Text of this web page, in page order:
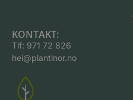
KONTAKT:
Tlf: 971 72 826
hei@plantinor.no